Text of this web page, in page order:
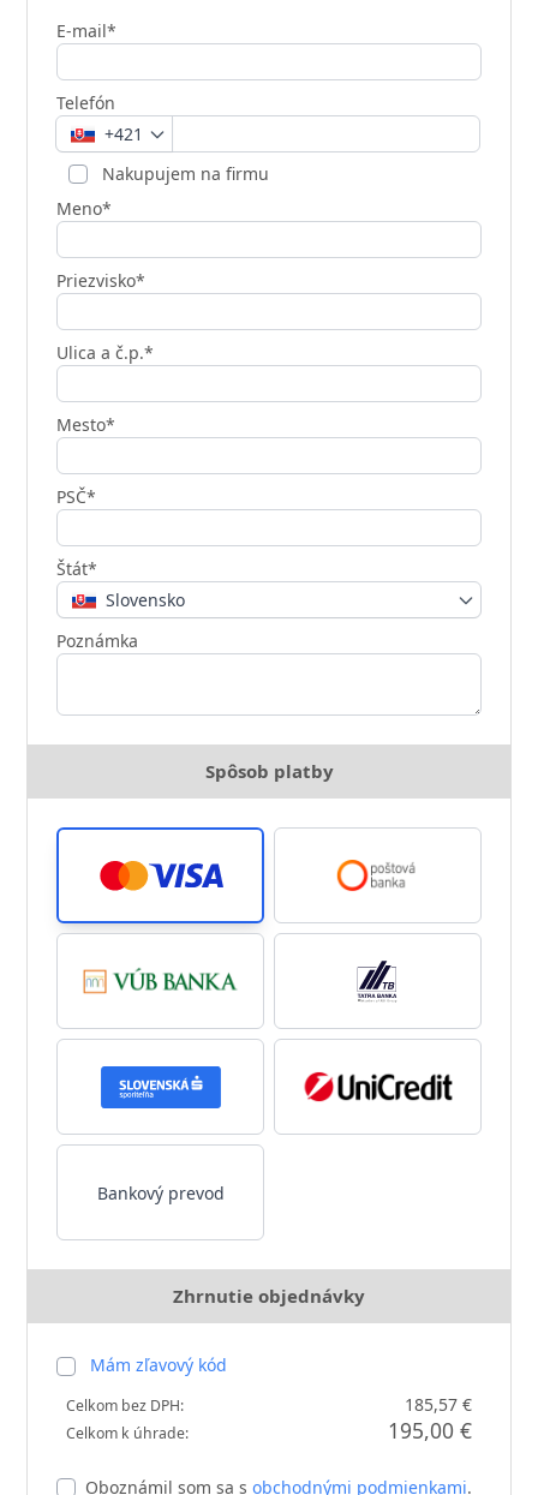
E-mail*
Telefón
+421
Nakupujem na firmu
Meno*
Priezvisko*
Ulica a č.p.*
Mesto*
PSČ*
Štát*
Slovensko
Poznámka
Spôsob platby
Bankový prevod
Zhrnutie objednávky
Mám zľavový kód
Celkom bez DPH: 185,57 €
Celkom k úhrade: 195,00 €
Oboznámil som sa sobchodnými podmienkami.